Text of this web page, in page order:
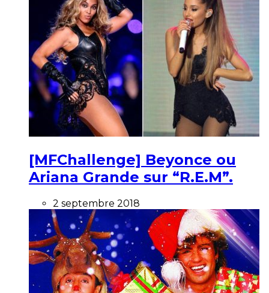
[MFChallenge] Beyonce ou
Ariana Grande sur “R.E.M”.
2 septembre 2018